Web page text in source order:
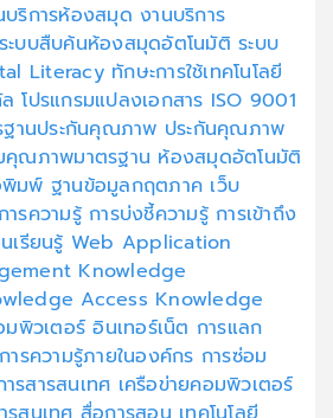
บริการห้องสมุด งานบริการ
ระบบสืบค้นห้องสมุดอัตโนมัติ ระบบ
Literacy ทักษะการใช้เทคโนโลยี
ลโปรแกรมแปลงเอกสาร ISO 9001
ฐานประกันคุณภาพ ประกันคุณภาพ
คุณภาพมาตรฐาน ห้องสมุดอัตโนมัติ
พิมพ์ ฐานข้อมูลกฤตภาค เว็บ
ารความรู้ การบ่งชี้ความรู้ การเข้าถึง
เรียนรู้ Web Application
Knowledge
Access Knowledge
มพิวเตอร์อินเทอร์เน็ต การแลก
ารความรู้ภายในองค์กร การซ่อม
รสารสนเทศ เครือข่ายคอมพิวเตอร์